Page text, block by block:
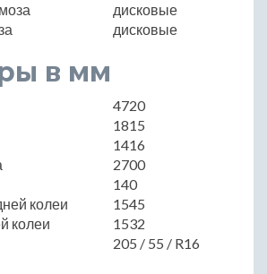
дисковые
дисковые
в мм
4720
1815
1416
2700
140
колеи
1545
колеи
1532
205 / 55 / R16